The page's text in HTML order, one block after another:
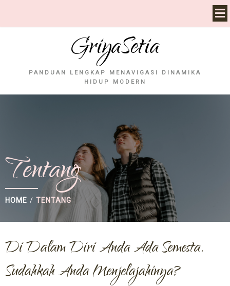
GriyaSetia
PANDUAN LENGKAP MENAVIGASI DINAMIKA
HIDUP MODERN
Tentang
HOME / TENTANG
Di Dalam Diri Anda Ada Semesta.
Sudahkah Anda Menjelajahinya?